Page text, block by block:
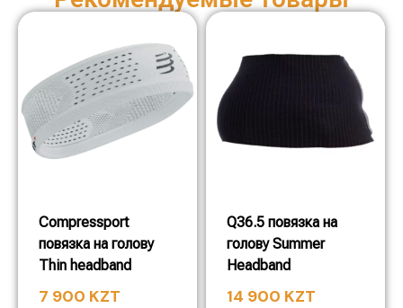
Compressport
повязка на голову
Thin headband
7 900 KZT
Q36.5 повязка на
голову Summer
Headband
14 900 KZT